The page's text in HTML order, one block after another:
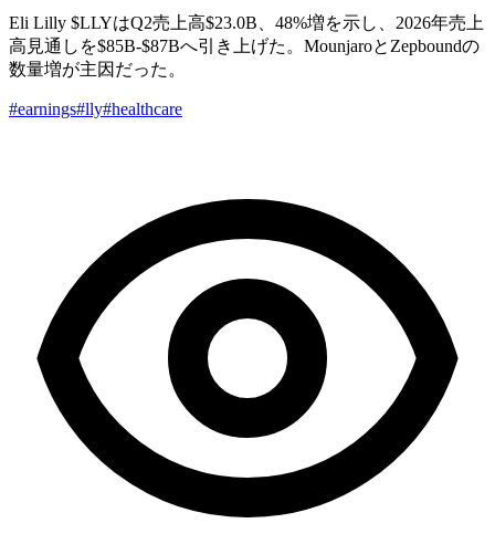
Eli Lilly $LLYはQ2売上高$23.0B、48%増を示し、2026年売上
高見通しを$85B-$87Bへ引き上げた。MounjaroとZepboundの
数量増が主因だった。
#earnings#lly#healthcare